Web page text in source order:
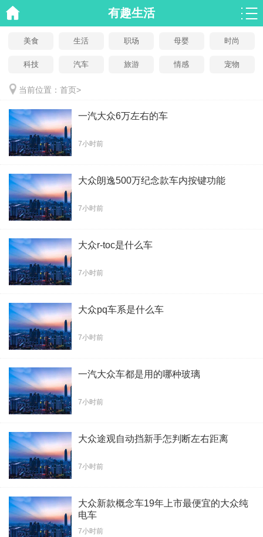
有趣生活
美食 生活 职场 母婴 时尚
科技 汽车 旅游 情感 宠物
当前位置： 首页>
一汽大众6万左右的车
7小时前
大众朗逸500万纪念款车内按键功能
7小时前
大众r-toc是什么车
7小时前
大众pq车系是什么车
7小时前
一汽大众车都是用的哪种玻璃
7小时前
大众途观自动挡新手怎判断左右距离
7小时前
大众新款概念车19年上市最便宜的大众纯
电车
7小时前